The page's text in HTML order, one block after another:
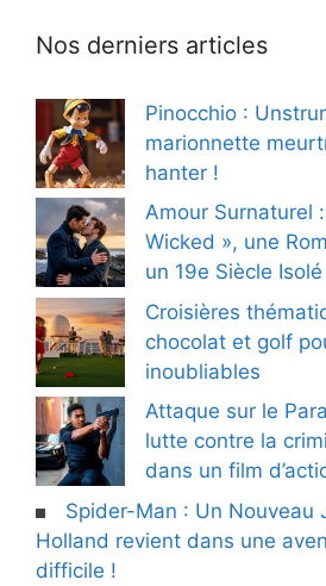
Nos derniers articles
Pinocchio :
marionnette
hanter !
Amour Surnaturel
Wicked », une
un 19e Siècle Isolé
Croisières
chocolat et golf
inoubliables
Attaque sur le
lutte contre la
dans un film
Spider-Man : Un Nouveau
Holland revient dans une
difficile !